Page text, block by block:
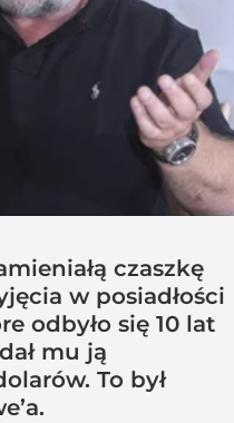
czaszkę
w posiadłości
odbyło się 10 lat
mu ją
To był